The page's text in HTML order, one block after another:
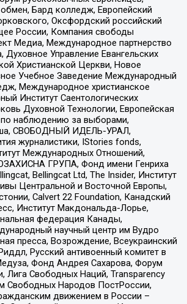
Бард колледж, Европейский
Оксфордский российский
России, Компания свободы
Медиа, Международное партнерство
Духовное Управление Евангельских
Христианской Церкви, Новое
Учебное Заведение Международный
Международное христианское
Институт Саентологических
Духовной Технологии, Европейская
по наблюдению за выборами,
СВОБОДНЫЙ ИДЕЛЬ-УРАЛ,
журналистики, IStories fonds,
Международных Отношений,
ГРУПА, Фонд имени Генриха
Bellingcat Ltd, The Insider, Институт
Центральной и Восточной Европы,
Calvert 22 Foundation, Канадский
Институт Макдональда-Лорье,
федерация Канады,
научный центр им Вудро
пресса, Возрождение, Всеукраинский
Русский антивоенный комитет в
Фонд Андрея Сахарова, Форум
Лига Свободных Наций, Transparеncy
Свободных Народов ПостРоссии,
движением в России –